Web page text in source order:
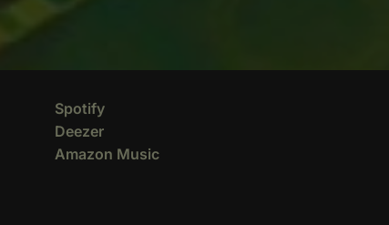
Spotify
Deezer
Amazon Music